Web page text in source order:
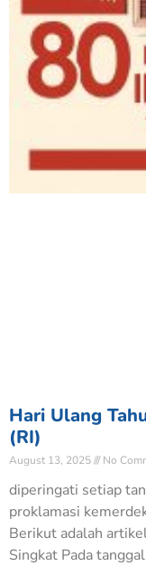
Hari Ulang
(RI)
August 13, 2025 No
diperingati setiap
proklamasi
Berikut adalah
Singkat Pada